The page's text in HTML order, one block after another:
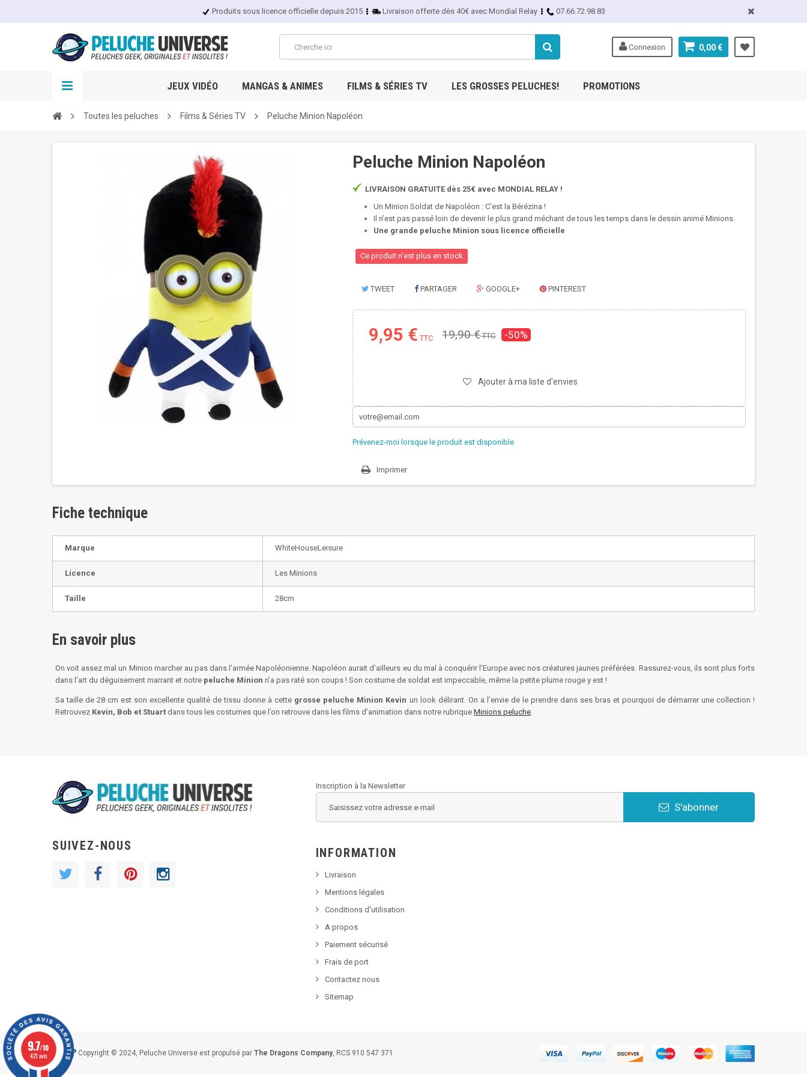
Produits sous licence officielle depuis 2015 Livraison offerte dès 40€ avec Mondial Relay 07.66.72.98.83
0,00 €
Connexion
JEUX VIDÉO MANGAS & ANIMES FILMS & SÉRIES TV LES GROSSES PELUCHES! PROMOTIONS
Toutes les peluches Films & Séries TV Peluche Minion Napoléon
Peluche Minion Napoléon
LIVRAISON GRATUITE dès 25€ avec MONDIAL RELAY !
Un Minion Soldat de Napoléon : C’est la Bérézina !
Il n’est pas passé loin de devenir le plus grand méchant de tous les temps dans le dessin animé Minions.
Une grande peluche Minion sous licence officielle
Ce produit n'est plus en stock
TWEET PARTAGER GOOGLE+ PINTEREST
9,95 € TTC 19,90 €TTC -50%
Ajouter à ma liste d'envies
Prévenez-moi lorsque le produit est disponible
Imprimer
Fiche technique
Marque WhiteHouseLeisure
Licence Les Minions
Taille 28cm
En savoir plus
On voit assez mal un Minion marcher au pas dans l’armée Napoléonienne. Napoléon aurait d’ailleurs eu du mal à conquérir l’Europe avec nos créatures jaunes préférées. Rassurez-vous, ils sont plus forts
dans l’art du déguisement marrant et notre peluche Minion n’a pas raté son coups ! Son costume de soldat est impeccable, même la petite plume rouge y est !
Sa taille de 28 cm est son excellente qualité de tissu donne à cette grosse peluche Minion Kevin un look délirant. On a l’envie de le prendre dans ses bras et pourquoi de démarrer une collection !
Retrouvez Kevin, Bob et Stuart dans tous les costumes que l’on retrouve dans les films d’animation dans notre rubrique Minions peluche.
SUIVEZ-NOUS
Inscription à la Newsletter
S'abonner
INFORMATION
Livraison
Mentions légales
Conditions d'utilisation
A propos
Paiement sécurisé
Frais de port
Contactez nous
Sitemap
Copyright © 2024, Peluche Universe est propulsé par The Dragons Company, RCS 910 547 371
9.7/10
421 avis